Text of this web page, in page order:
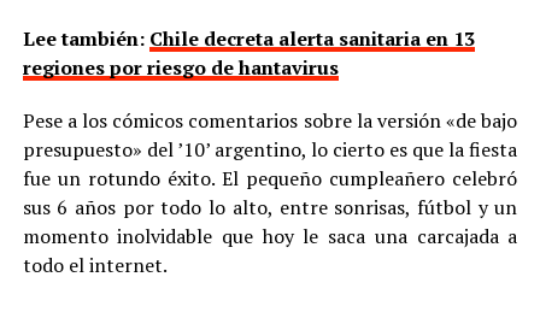
Lee también: Chile decreta alerta sanitaria en 13
regiones por riesgo de hantavirus
Pese a los cómicos comentarios sobre la versión «de bajo
presupuesto» del ’10’ argentino, lo cierto es que la fiesta
fue un rotundo éxito. El pequeño cumpleañero celebró
sus 6 años por todo lo alto, entre sonrisas, fútbol y un
momento inolvidable que hoy le saca una carcajada a
todo el internet.